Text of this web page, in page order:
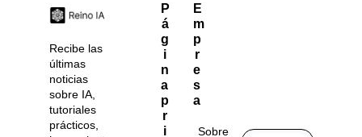
Recibe las
últimas
noticias
sobre IA,
tutoriales
prácticos,
P
á
g
i
n
a
p
r
i
E
m
p
r
e
s
a
Sobre